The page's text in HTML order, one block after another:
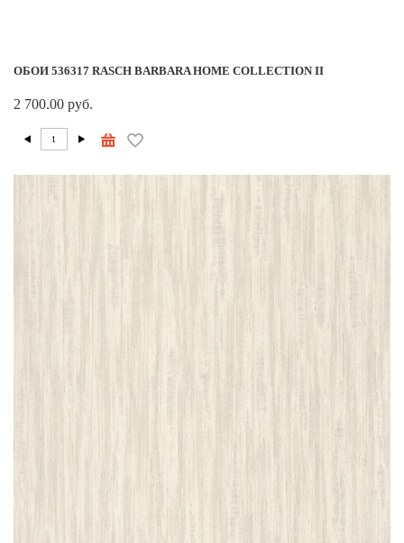
ОБОИ 536317 RASCH BARBARA HOME COLLECTION II
2 700.00 руб.